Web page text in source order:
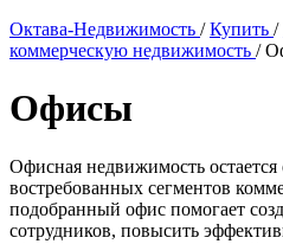
Октава-Недвижимость / Купить /
коммерческую недвижимость /
Офисы
Офисная недвижимость
востребованных сегментов
подобранный офис помогает
сотрудников, повысить